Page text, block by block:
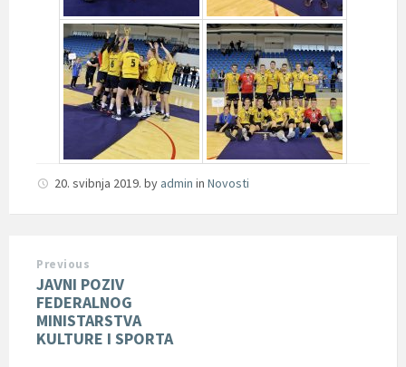
20. svibnja 2019. by admin in Novosti
Previous
JAVNI POZIV
FEDERALNOG
MINISTARSTVA
KULTURE I SPORTA